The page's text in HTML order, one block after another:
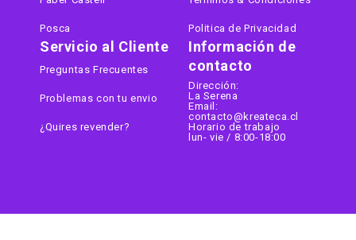
Información de
contacto
Dirección:
La Serena
Email:
contacto@kreateca.cl
Horario de trabajo
lun- vie / 8:00-18:00
Posca Politica de Privacidad
Servicio al Cliente
Preguntas Frecuentes
Problemas con tu envio
¿Quires revender?